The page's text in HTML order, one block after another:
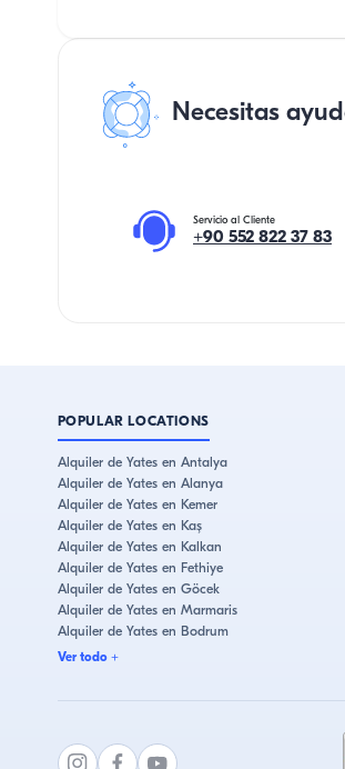
Necesitas
Servicio al Cliente
+90 552 822 37 83
POPULAR LOCATIONS
Alquiler de Yates en Antalya
Alquiler de Yates en Alanya
Alquiler de Yates en Kemer
Alquiler de Yates en Kaş
Alquiler de Yates en Kalkan
Alquiler de Yates en Fethiye
Alquiler de Yates en Göcek
Alquiler de Yates en Marmaris
Alquiler de Yates en Bodrum
Alquiler de Yates en Çeşme
Ver todo+